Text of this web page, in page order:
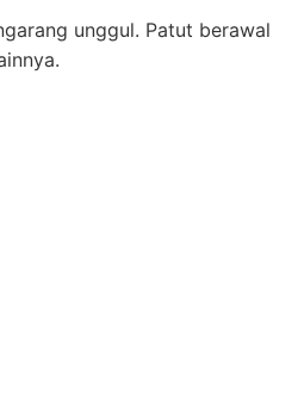
unggul. Patut berawal